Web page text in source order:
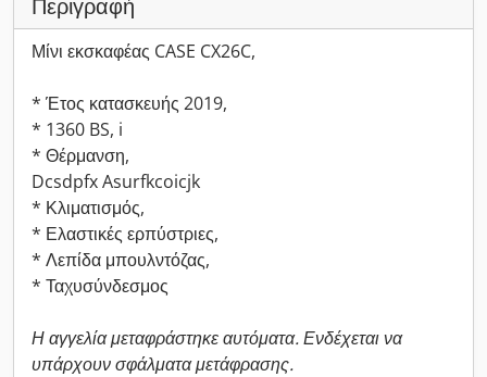
Περιγραφή
Μίνι εκσκαφέας CASE CX26C,
* Έτος κατασκευής 2019,
* 1360 BS, i
* Θέρμανση,
Dcsdpfx Asurfkcoicjk
* Κλιματισμός,
* Ελαστικές ερπύστριες,
* Λεπίδα μπουλντόζας,
* Ταχυσύνδεσμος
Η αγγελία μεταφράστηκε αυτόματα. Ενδέχεται να
υπάρχουν σφάλματα μετάφρασης.